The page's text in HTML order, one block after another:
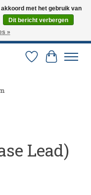
via PostNL en DHL.
afspraak te maken. 0251-
Verlanglijst
Lead)
met het gebruik van
Dit bericht verbergen
»